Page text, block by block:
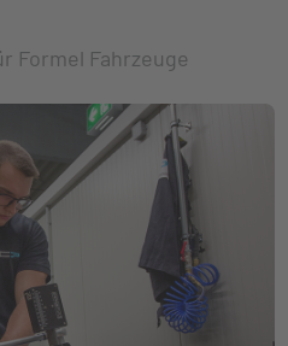
Formel Fahrzeuge